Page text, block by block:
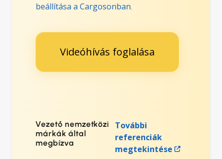
beállítása a Cargosonban.
Videóhívás foglalása
Vezető nemzetközi
márkák által
megbízva
További
referenciák
megtekintése